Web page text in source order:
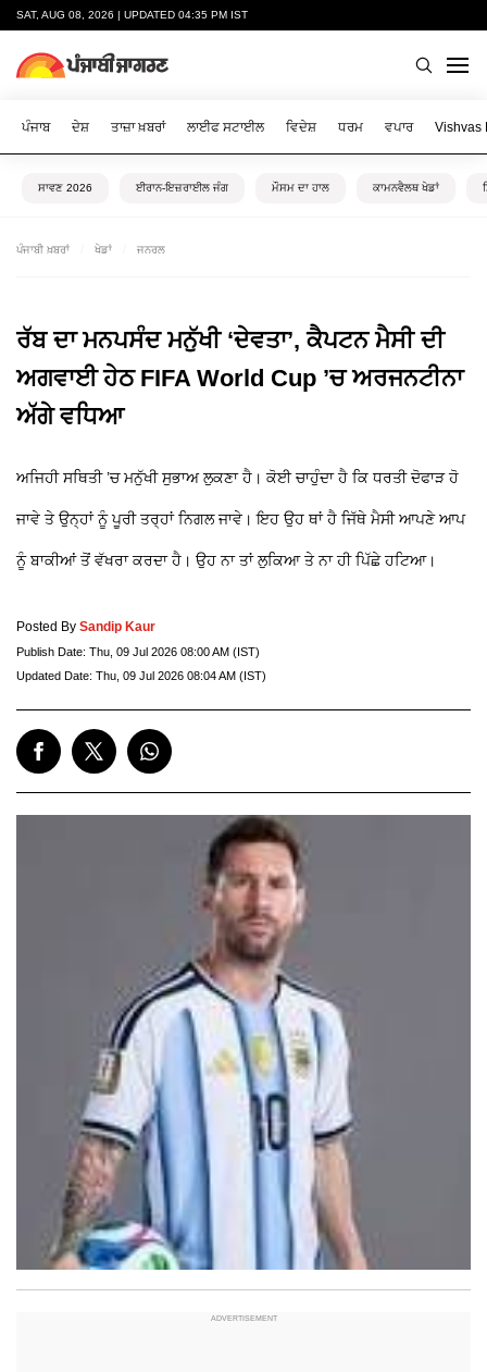
SAT, AUG 08, 2026 | UPDATED 04:35 PM IST
ਪੰਜਾਬ ਦੇਸ਼ ਤਾਜ਼ਾ ਖ਼ਬਰਾਂ ਲਾਈਫ ਸਟਾਈਲ ਵਿਦੇਸ਼ ਧਰਮ ਵਪਾਰ Vishvas
ਸਾਵਣ 2026 ਈਰਾਨ-ਇਜ਼ਰਾਈਲ ਜੰਗ ਮੌਸਮ ਦਾ ਹਾਲ ਕਾਮਨਵੈਲਥ ਖੇਡਾਂ
ਪੰਜਾਬੀ ਖ਼ਬਰਾਂ ਖੇਡਾਂ ਜਨਰਲ
ਰੱਬ ਦਾ ਮਨਪਸੰਦ ਮਨੁੱਖੀ ‘ਦੇਵਤਾ’, ਕੈਪਟਨ ਮੈਸੀ ਦੀ
ਅਗਵਾਈ ਹੇਠ FIFA World Cup ’ਚ ਅਰਜਨਟੀਨਾ
ਅੱਗੇ ਵਧਿਆ
ਅਜਿਹੀ ਸਥਿਤੀ ’ਚ ਮਨੁੱਖੀ ਸੁਭਾਅ ਲੁਕਣਾ ਹੈ। ਕੋਈ ਚਾਹੁੰਦਾ ਹੈ ਕਿ ਧਰਤੀ ਦੋਫਾੜ ਹੋ
ਜਾਵੇ ਤੇ ਉਨ੍ਹਾਂ ਨੂੰ ਪੂਰੀ ਤਰ੍ਹਾਂ ਨਿਗਲ ਜਾਵੇ। ਇਹ ਉਹ ਥਾਂ ਹੈ ਜਿੱਥੇ ਮੈਸੀ ਆਪਣੇ ਆਪ
ਨੂੰ ਬਾਕੀਆਂ ਤੋਂ ਵੱਖਰਾ ਕਰਦਾ ਹੈ। ਉਹ ਨਾ ਤਾਂ ਲੁਕਿਆ ਤੇ ਨਾ ਹੀ ਪਿੱਛੇ ਹਟਿਆ।
Posted By Sandip Kaur
Publish Date: Thu, 09 Jul 2026 08:00 AM (IST)
Updated Date: Thu, 09 Jul 2026 08:04 AM (IST)